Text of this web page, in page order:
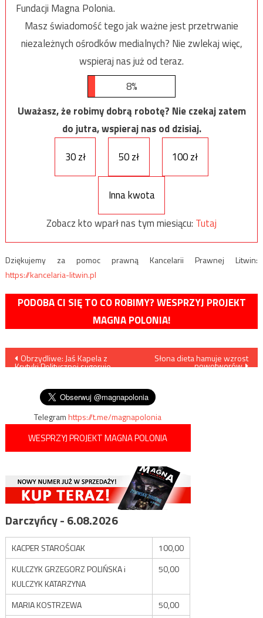
Fundacji Magna Polonia.
Masz świadomość tego jak ważne jest przetrwanie
niezależnych ośrodków medialnych? Nie zwlekaj więc,
wspieraj nas już od teraz.
8%
Uważasz, że robimy dobrą robotę? Nie czekaj zatem
do jutra, wspieraj nas od dzisiaj.
30 zł
50 zł 100 zł
Inna kwota
Zobacz kto wparł nas tym miesiącu: Tutaj
Dziękujemy za pomoc prawną Kancelarii Prawnej Litwin:
https://kancelaria-litwin.pl
PODOBA CI SIĘ TO CO ROBIMY? WESPRZYJ PROJEKT
MAGNA POLONIA!
Nawigacja
Obrzydliwe: Jaś Kapela z
Krytyki Politycznej sugeruje,
Słona dieta hamuje wzrost
nowotworów
Telegramhttps://t.me/magnapolonia
WESPRZYJ PROJEKT MAGNA POLONIA
Darczyńcy - 6.08.2026
KACPER STAROŚCIAK
100,00
KULCZYK GRZEGORZ POLIŃSKA i
KULCZYK KATARZYNA
50,00
MARIA KOSTRZEWA 50,00